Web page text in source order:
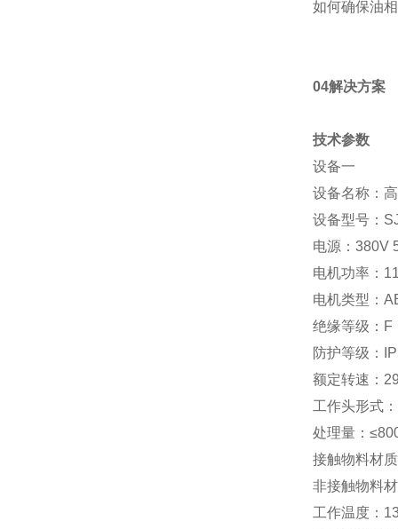
如何确保油
04解决方案
技术参数
设备一
设备名称：
设备型号：
电源：380V
电机功率：
电机类型：
绝缘等级：F
防护等级：
额定转速：
工作头形式
处理量：
接触物料材
非接触物料
工作温度：